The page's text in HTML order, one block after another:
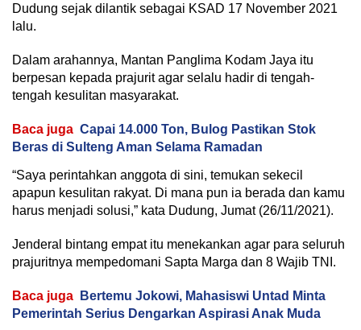
Dudung sejak dilantik sebagai KSAD 17 November 2021
lalu.
Dalam arahannya, Mantan Panglima Kodam Jaya itu
berpesan kepada prajurit agar selalu hadir di tengah-
tengah kesulitan masyarakat.
Baca juga Capai 14.000 Ton, Bulog Pastikan Stok
Beras di Sulteng Aman Selama Ramadan
“Saya perintahkan anggota di sini, temukan sekecil
apapun kesulitan rakyat. Di mana pun ia berada dan kamu
harus menjadi solusi,” kata Dudung, Jumat (26/11/2021).
Jenderal bintang empat itu menekankan agar para seluruh
prajuritnya mempedomani Sapta Marga dan 8 Wajib TNI.
Baca juga
Bertemu Jokowi, Mahasiswi Untad Minta
Pemerintah Serius Dengarkan Aspirasi Anak Muda